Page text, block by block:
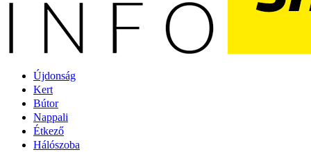
Újdonság
Kert
Bútor
Nappali
Étkező
Hálószoba